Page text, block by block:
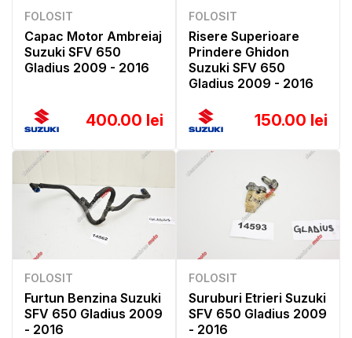
FOLOSIT
Capac Motor Ambreiaj
Suzuki SFV 650
Gladius 2009 - 2016
400.00 lei
FOLOSIT
Risere Superioare
Prindere Ghidon
Suzuki SFV 650
Gladius 2009 - 2016
150.00 lei
FOLOSIT
Furtun Benzina Suzuki
SFV 650 Gladius 2009
- 2016
FOLOSIT
Suruburi Etrieri Suzuki
SFV 650 Gladius 2009
- 2016